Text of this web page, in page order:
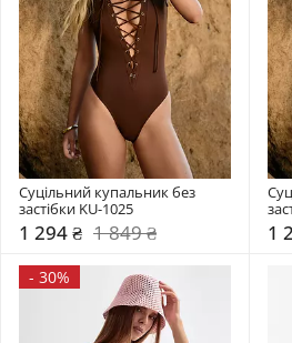
Суцільний купальник без
застібки KU-1025
1 294 ₴ 1 849 ₴ 1
- 30%